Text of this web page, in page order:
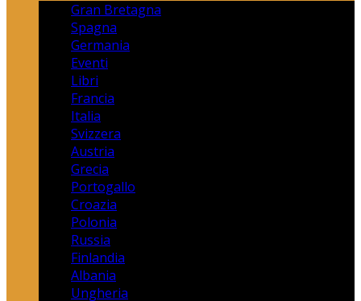
Gran Bretagna
Spagna
Germania
Eventi
Libri
Francia
Italia
Svizzera
Austria
Grecia
Portogallo
Croazia
Polonia
Russia
Finlandia
Albania
Ungheria